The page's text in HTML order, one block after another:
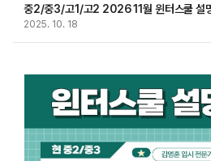
중2/중3/고1/고2 2026 11월 윈터스쿨 설
2025. 10. 18